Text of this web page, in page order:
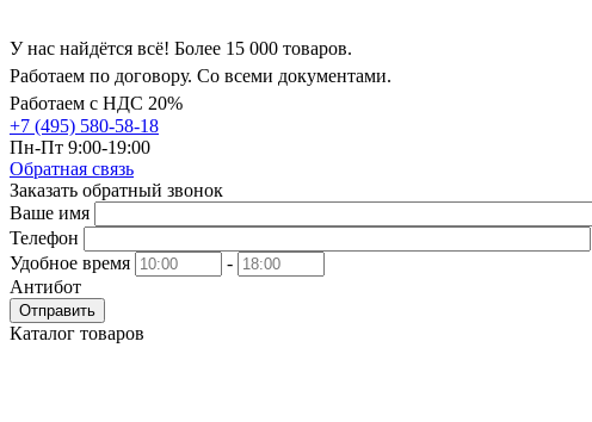
У нас найдётся всё! Более 15 000 товаров.
Работаем по договору. Со всеми документами.
Работаем с НДС 20%
+7 (495) 580-58-18
Пн-Пт 9:00-19:00
Обратная связь
Заказать обратный звонок
Ваше имя
Телефон
Удобное время
-
Антибот
Отправить
Каталог товаров